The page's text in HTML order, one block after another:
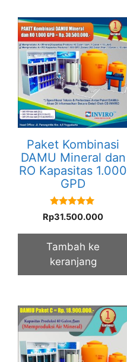
Paket Kombinasi
DAMU Mineral dan
RO Kapasitas 1.000
GPD
5.00
out of 5
Rp31.500.000
Tambah ke
keranjang